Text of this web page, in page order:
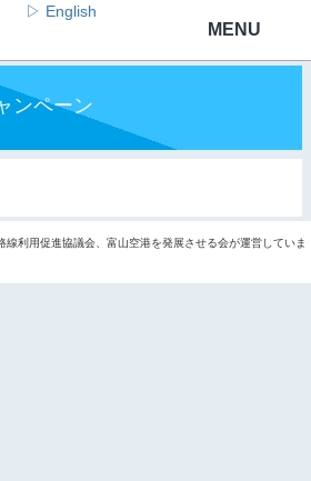
▷ English
ンペーン
線利用促進協議会、富山空港を発展させる会が運営していま